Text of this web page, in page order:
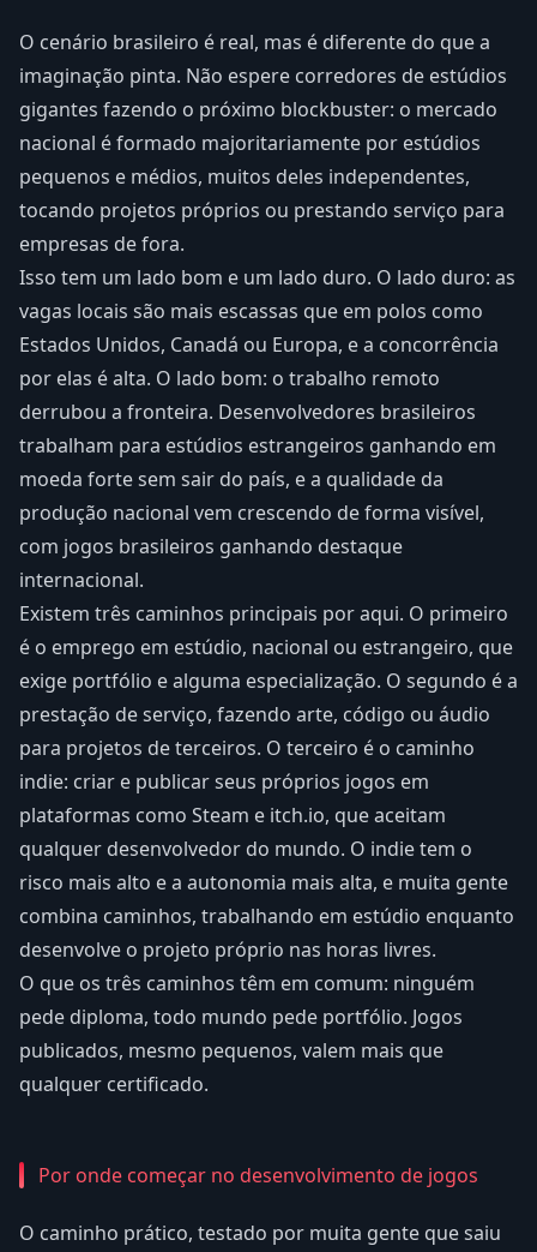
O cenário brasileiro é real, mas é diferente do que a
imaginação pinta. Não espere corredores de estúdios
gigantes fazendo o próximo blockbuster: o mercado
nacional é formado majoritariamente por estúdios
pequenos e médios, muitos deles independentes,
tocando projetos próprios ou prestando serviço para
empresas de fora.
Isso tem um lado bom e um lado duro. O lado duro: as
vagas locais são mais escassas que em polos como
Estados Unidos, Canadá ou Europa, e a concorrência
por elas é alta. O lado bom: o trabalho remoto
derrubou a fronteira. Desenvolvedores brasileiros
trabalham para estúdios estrangeiros ganhando em
moeda forte sem sair do país, e a qualidade da
produção nacional vem crescendo de forma visível,
com jogos brasileiros ganhando destaque
internacional.
Existem três caminhos principais por aqui. O primeiro
é o emprego em estúdio, nacional ou estrangeiro, que
exige portfólio e alguma especialização. O segundo é a
prestação de serviço, fazendo arte, código ou áudio
para projetos de terceiros. O terceiro é o caminho
indie: criar e publicar seus próprios jogos em
plataformas como Steam e itch.io, que aceitam
qualquer desenvolvedor do mundo. O indie tem o
risco mais alto e a autonomia mais alta, e muita gente
combina caminhos, trabalhando em estúdio enquanto
desenvolve o projeto próprio nas horas livres.
O que os três caminhos têm em comum: ninguém
pede diploma, todo mundo pede portfólio. Jogos
publicados, mesmo pequenos, valem mais que
qualquer certificado.
Por onde começar no desenvolvimento de jogos
O caminho prático, testado por muita gente que saiu